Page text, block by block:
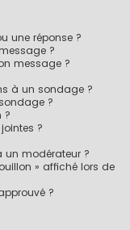
une réponse ?
?
message ?
à un sondage ?
?
?
?
un modérateur ?
» affiché lors de
?